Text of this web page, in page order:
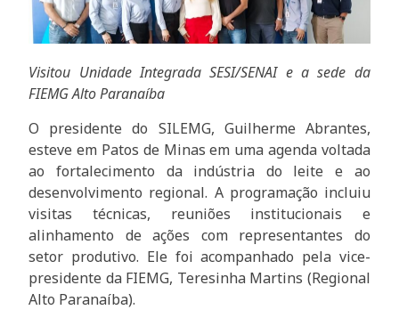
Visitou Unidade Integrada SESI/SENAI e a sede da
FIEMG Alto Paranaíba
O presidente do SILEMG, Guilherme Abrantes,
esteve em Patos de Minas em uma agenda voltada
ao fortalecimento da indústria do leite e ao
desenvolvimento regional. A programação incluiu
visitas técnicas, reuniões institucionais e
alinhamento de ações com representantes do
setor produtivo. Ele foi acompanhado pela vice-
presidente da FIEMG, Teresinha Martins (Regional
Alto Paranaíba).